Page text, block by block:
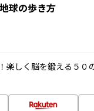
球の歩き方
楽しく脳を鍛える５０